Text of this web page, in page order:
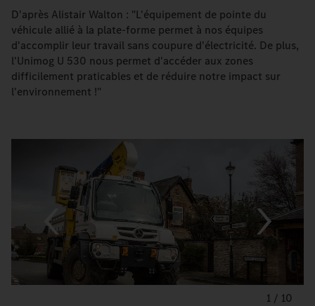
D'après Alistair Walton : "L'équipement de pointe du
véhicule allié à la plate-forme permet à nos équipes
d'accomplir leur travail sans coupure d'électricité. De plus,
l'Unimog U 530 nous permet d'accéder aux zones
difficilement praticables et de réduire notre impact sur
l'environnement !"
1 / 10